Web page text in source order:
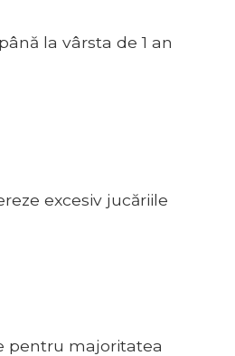
la vârsta de 1 an
excesiv jucăriile
pentru majoritatea